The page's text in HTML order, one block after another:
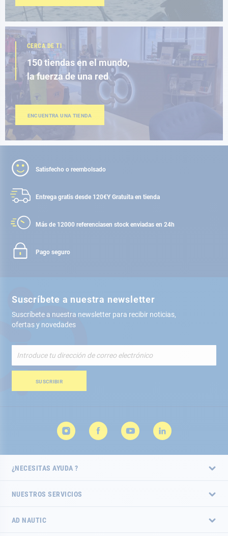
CERCA DE TI
150 tiendas en el mundo,
la fuerza de una red
ENCUENTRA UNA TIENDA
Satisfecho o reembolsado
Entrega gratis desde 120€Y Gratuita en tienda
Más de 12000 referenciasen stock enviadas en 24h
Pago seguro
Suscríbete a nuestra newsletter
Suscríbete a nuestra newsletter para recibir noticias,
ofertas y novedades
nuestro
de
SUSCRIBIR
¿NECESITAS AYUDA ?
NUESTROS SERVICIOS
AD NAUTIC